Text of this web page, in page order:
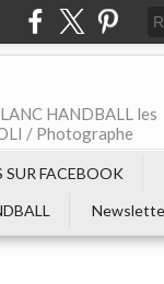
HANDBALL les
/ Photographe
SUR FACEBOOK